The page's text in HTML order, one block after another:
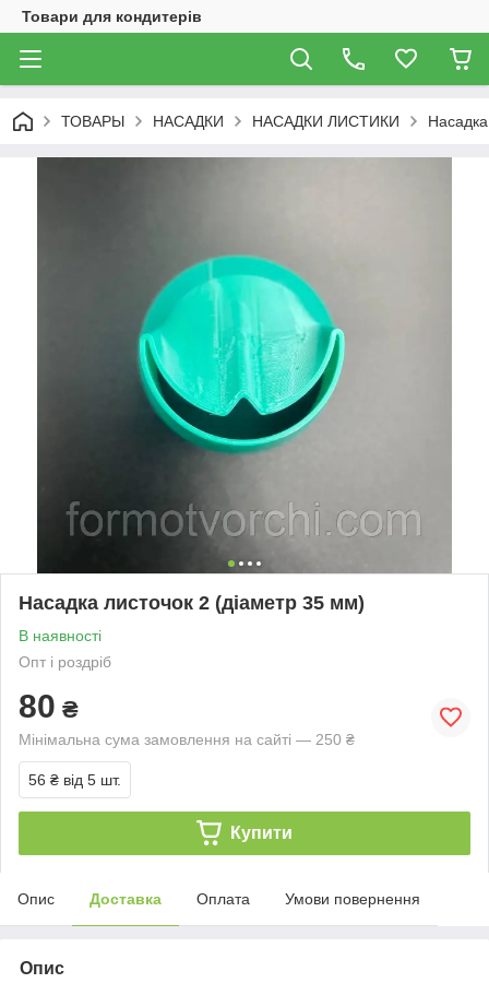
Товари для кондитерів
ТОВАРЫ НАСАДКИ НАСАДКИ ЛИСТИКИ
Насадка листочок 2 (діаметр 35 мм)
В наявності
Опт і роздріб
80 ₴
Мінімальна сума замовлення на сайті — 250 ₴
56 ₴ від 5 шт.
Купити
Опис Доставка Оплата Умови повернення
Опис